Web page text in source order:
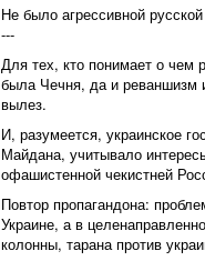
Не было агрессивной
---
Для тех, кто понимает о чем
была Чечня, да и реваншизм
вылез.
И, разумеется, украинское
Майдана, учитывало
офашистенной чекистней
Повтор пропагандона:
Украине, а в
колонны, тарана против